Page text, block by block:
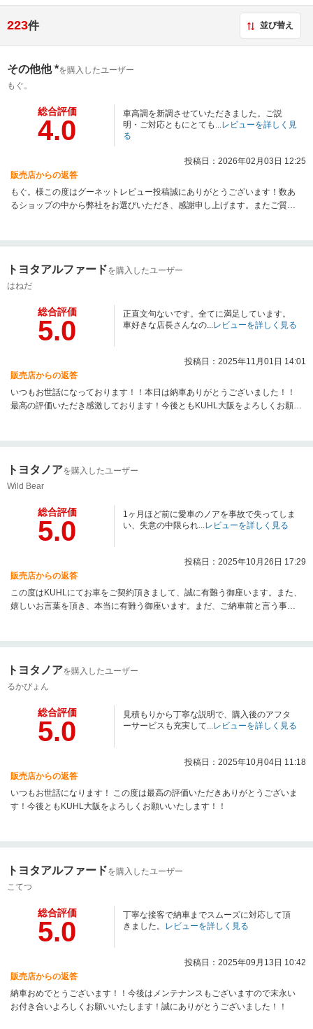
223件 並び替え
その他他 *を購入したユーザー
もぐ。
総合評価
4.0
車高調を新調させていただきました。ご説
明・ご対応ともにとても...レビューを詳しく見
る
投稿日：2026年02月03日 12:25
販売店からの返答
もぐ。様この度はグーネットレビュー投稿誠にありがとうございます！数あ
るショップの中から弊社をお選びいただき、感謝申し上げます。またご質
トヨタアルファードを購入したユーザー
はねだ
総合評価
5.0
正直文句ないです。全てに満足しています。
車好きな店長さんなの...レビューを詳しく見る
投稿日：2025年11月01日 14:01
販売店からの返答
いつもお世話になっております！！本日は納車ありがとうございました！！
最高の評価いただき感激しております！今後ともKUHL大阪をよろしくお願い
トヨタノアを購入したユーザー
Wild Bear
総合評価
5.0
1ヶ月ほど前に愛車のノアを事故で失ってしま
い、失意の中限られ...レビューを詳しく見る
投稿日：2025年10月26日 17:29
販売店からの返答
この度はKUHLにてお車をご契約頂きまして、誠に有難う御座います。また、
嬉しいお言葉を頂き、本当に有難う御座います。まだ、ご納車前と言う事で
トヨタノアを購入したユーザー
るかぴょん
総合評価
5.0
見積もりから丁寧な説明で、購入後のアフタ
ーサービスも充実して...レビューを詳しく見る
投稿日：2025年10月04日 11:18
販売店からの返答
いつもお世話になります！ この度は最高の評価いただきありがとうございま
す！今後ともKUHL大阪をよろしくお願いいたします！！
トヨタアルファードを購入したユーザー
こてつ
総合評価
5.0
丁寧な接客で納車までスムーズに対応して頂
きました。 レビューを詳しく見る
投稿日：2025年09月13日 10:42
販売店からの返答
納車おめでとうございます！！今後はメンテナンスもございますので末永い
お付き合いよろしくお願いいたします！誠にありがとうございました！！